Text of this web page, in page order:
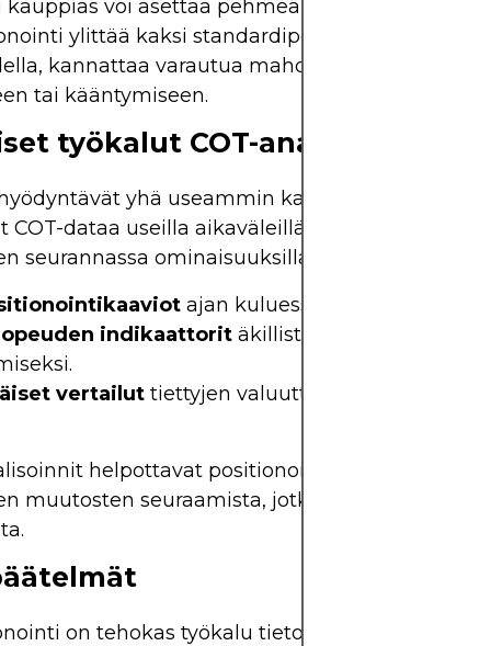
kauppias voi asettaa pehmeän rajan, jonka
ylittää kaksi standardipoikkeamaa
kannattaa varautua mahdolliseen
tai kääntymiseen.
työkalut COT-analyysiin
yhä useammin kaavioalustoja, jotka
COT-dataa useilla aikaväleillä. Nämä työkalut
seurannassa ominaisuuksilla, kuten:
ajan kuluessa.
indikaattorit äkillisten muutosten
vertailut tiettyjen valuuttaparien
helpottavat positionointitrajektorien ja
muutosten seuraamista, jotka eivät
on tehokas työkalu tietoon perustuvaan